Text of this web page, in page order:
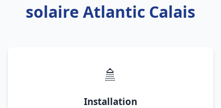
solaire Atlantic Calais
🚿
Installation